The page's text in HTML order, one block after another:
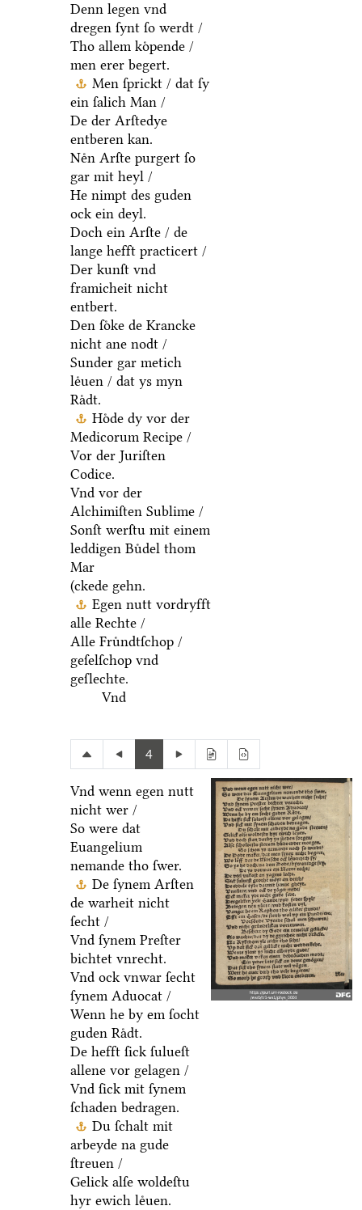
Denn legen vnd
dregen ſynt ſo werdt /
Tho allem koͤpende /
men erer begert.
Men ſprickt / dat ſy
ein ſalich Man /
De der Arſtedye
entberen kan.
Neͤn Arſte purgert ſo
gar mit heyl /
He nimpt des guden
ock ein deyl.
Doch ein Arſte / de
lange hefft practicert /
Der kunſt vnd
framicheit nicht
entbert.
Den ſoͤke de Krancke
nicht ane nodt /
Sunder gar metich
leͤuen / dat ys myn
Raͤdt.
Hoͤde dy vor der
Medicorum Recipe /
Vor der Juriſten
Codice.
Vnd vor der
Alchimiſten Sublime /
Sonſt werſtu mit einem
leddigen Buͤdel thom
Mar
(ckede gehn.
Egen nutt vordryfft
alle Rechte /
Alle Fruͤndtſchop /
geſelſchop vnd
geſlechte.
Vnd
4
Vnd wenn egen nutt
nicht wer /
So were dat
Euangelium
nemande tho ſwer.
De ſynem Arſten
de warheit nicht
ſecht /
Vnd ſynem Preſter
bichtet vnrecht.
Vnd ock vnwar ſecht
ſynem Aduocat /
Wenn he by em ſocht
guden Raͤdt.
De hefft ſick ſulueſt
allene vor gelagen /
Vnd ſick mit ſynem
ſchaden bedragen.
Du ſchalt mit
arbeyde na gude
ſtreuen /
Gelick alſe woldeſtu
hyr ewich leͤuen.